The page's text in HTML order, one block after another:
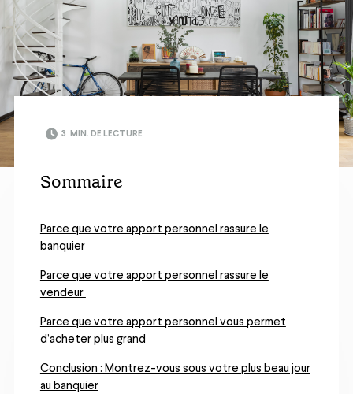
3 MIN. DE LECTURE
Sommaire
Parce que votre apport personnel rassure le
banquier
Parce que votre apport personnel rassure le
vendeur
Parce que votre apport personnel vous permet
d’acheter plus grand
Conclusion : Montrez-vous sous votre plus beau jour
au banquier